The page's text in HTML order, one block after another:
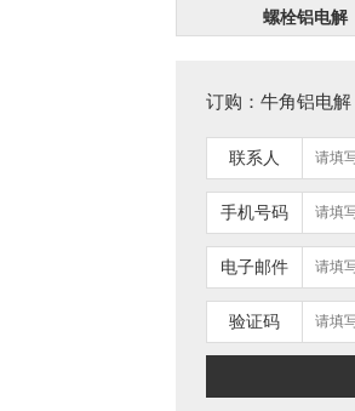
螺栓铝电解
订购：牛角铝电解
联系人
手机号码
电子邮件
验证码